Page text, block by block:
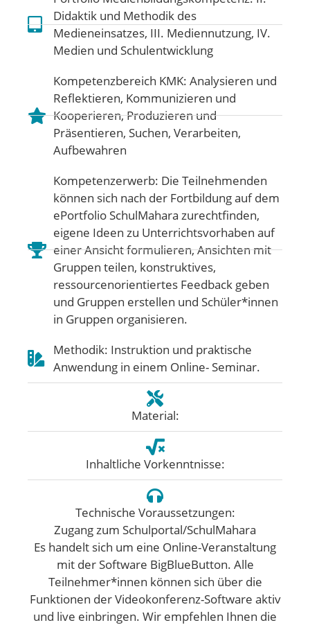
Didaktik und Methodik des
Medieneinsatzes, III. Mediennutzung, IV.
Medien und Schulentwicklung
Kompetenzbereich KMK: Analysieren und
Reflektieren, Kommunizieren und
Kooperieren,Produzieren und
Präsentieren, Suchen, Verarbeiten,
Aufbewahren
Kompetenzerwerb: Die Teilnehmenden
können sich nach der Fortbildung auf dem
ePortfolio SchulMahara zurechtfinden,
eigene Ideen zu Unterrichtsvorhaben auf
einer Ansicht formulieren, Ansichten mit
Gruppen teilen, konstruktives,
ressourcenorientiertes Feedback geben
und Gruppen erstellen und Schüler*innen
in Gruppen organisieren.
Methodik: Instruktion und praktische
Anwendung in einem Online- Seminar.
Material:
Inhaltliche Vorkenntnisse:
Technische Voraussetzungen:
Zugang zum Schulportal/SchulMahara
Es handelt sich um eine Online-Veranstaltung
mit der Software BigBlueButton. Alle
Teilnehmer*innen können sich über die
Funktionen der Videokonferenz-Software aktiv
und live einbringen. Wir empfehlen Ihnen die